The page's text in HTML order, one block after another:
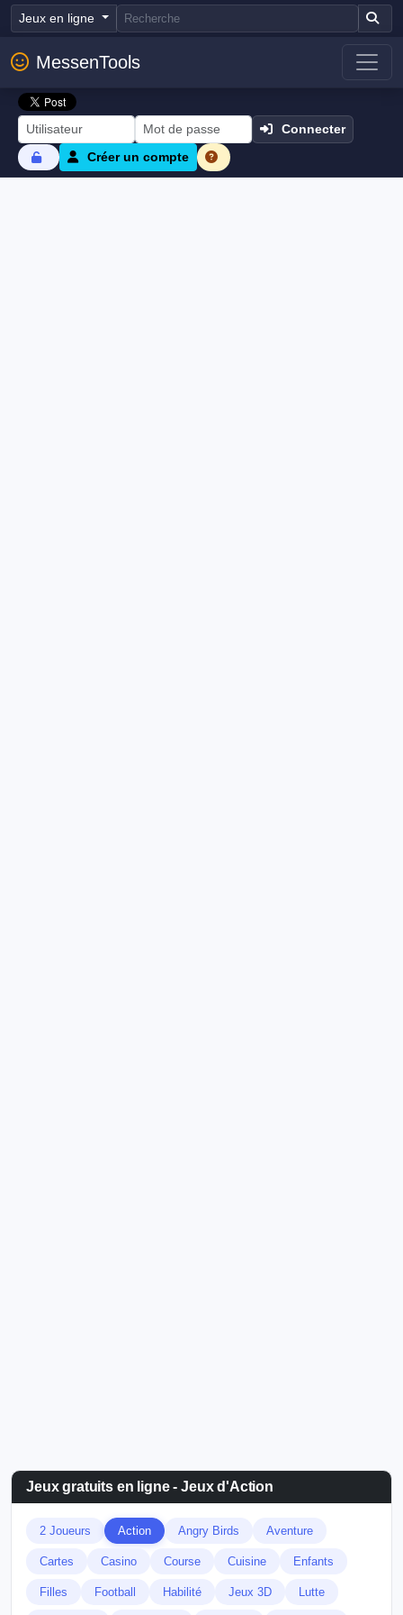
Jeux en ligne
MessenTools
Connecter
Créer un compte
Jeux gratuits en ligne - Jeux d'Action
2 Joueurs Action Angry Birds Aventure
Cartes Casino Course Cuisine Enfants
Filles Football Habilité Jeux 3D Lutte